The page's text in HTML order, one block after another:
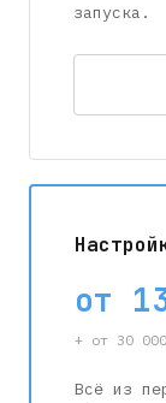
запуска.
от
+ от 30
Всё из